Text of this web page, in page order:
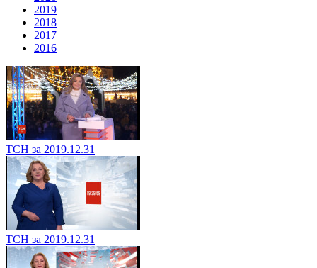
2019
2018
2017
2016
ТСН за 2019.12.31
ТСН за 2019.12.31